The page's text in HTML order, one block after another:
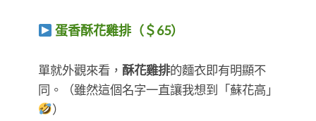
蛋香酥花雞排（＄65）
​​​​​​​單就外觀來看， 酥花雞排的麵衣即有明顯不
同。（雖然這個名字一直讓我想到「蘇花高」
）